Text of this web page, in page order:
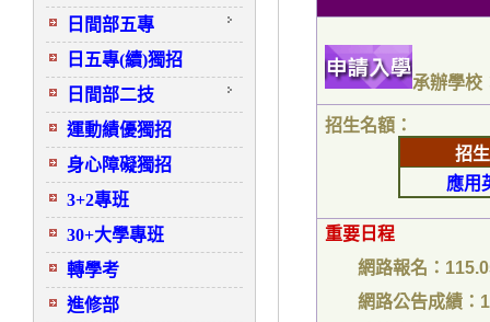
日間部五專
日五專(續)獨招
日間部二技
運動績優獨招
身心障礙獨招
3+2專班
30+大學專班
轉學考
進修部
承辦學校
招生名額：
招
應用
重要日程
網路報名：
網路公告成績：